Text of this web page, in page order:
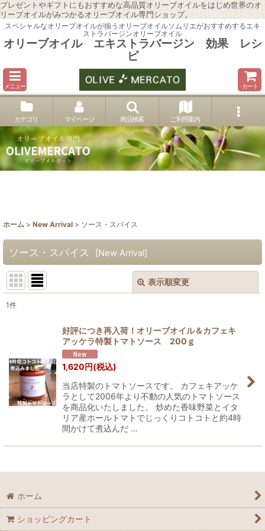
プレゼントやギフトにもおすすめな高品質オリーブオイルをはじめ世界のオ
リーブオイルがみつかるオリーブオイル専門ショップ。
スペシャルなオリーブオイルが揃うオリーブオイルソムリエがおすすめするエキ
ストラバージンオリーブオイル
オリーブオイル エキストラバージン 効果 レシ
ピ
メニュー カート
カテゴリ マイページ 商品検索 ご利用案内
ホーム > New Arrival > ソース・スパイス
ソース・スパイス [New Arrival]
表示順変更
1件
好評につき再入荷！オリーブオイル＆カフェキ
アッケラ特製トマトソース 200ｇ
1,620円(税込)
当店特製のトマトソースです。 カフェキアッケ
ラとして2006年より不動の人気のトマトソース
を商品化いたしました。 炒めた香味野菜とイタ
リア産ホールトマトでじっくりコトコトと約4時
間かけて煮込んだ …
ホーム
ショッピングカート